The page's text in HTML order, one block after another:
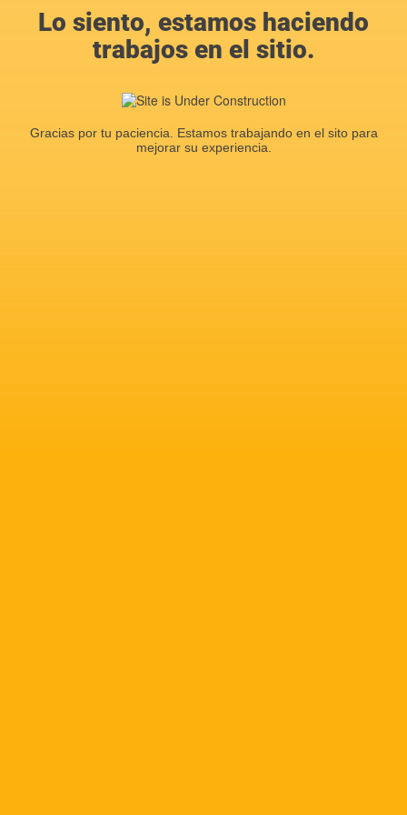
Lo siento, estamos haciendo
trabajos en el sitio.
Gracias por tu paciencia. Estamos trabajando en el sito para
mejorar su experiencia.